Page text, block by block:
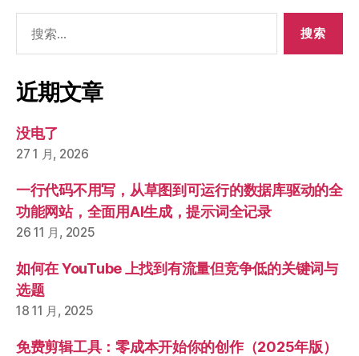
索：
近期文章
没电了
27 1 月, 2026
一行代码不用写，从草图到可运行的数据库驱动的全
功能网站，全面用AI生成，提示词全记录
26 11 月, 2025
如何在 YouTube 上找到有流量但竞争低的关键词与
选题
18 11 月, 2025
免费剪辑工具：零成本开始你的创作（2025年版）